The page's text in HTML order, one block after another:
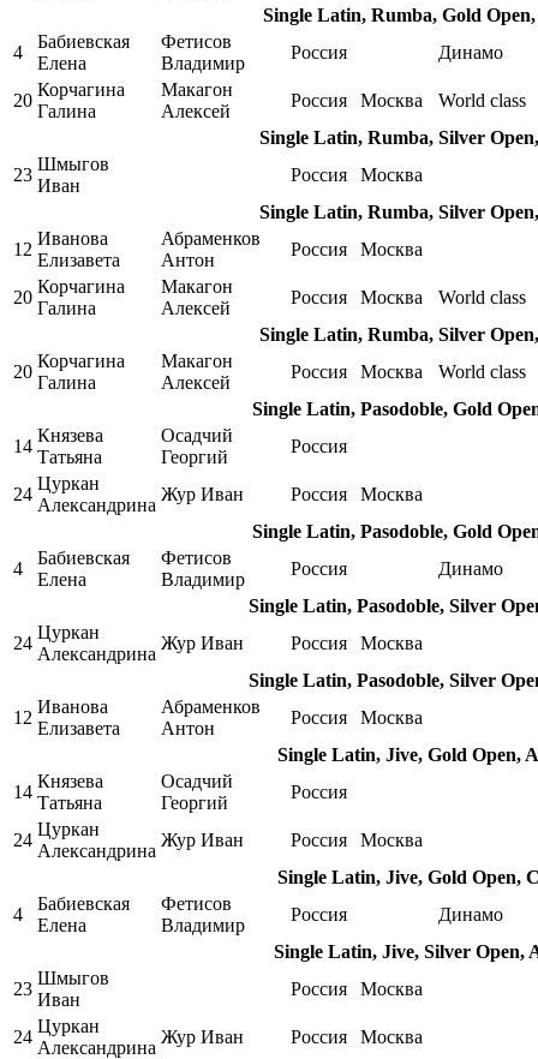
Single Latin, Rumba, Gold
4
Бабиевская
Елена
Фетисов
Владимир
Россия Динамо
20
Корчагина
Галина
Макагон
Алексей
Россия Москва
World class
Single Latin, Rumba, Silver
23
Шмыгов
Иван
Россия
Москва
Single Latin, Rumba, Silver
12
Иванова
Елизавета
Абраменков
Антон
Россия Москва
20
Корчагина
Галина
Макагон
Алексей
Россия Москва
World class
Single Latin, Rumba, Silver
20
Корчагина
Галина
Макагон
Алексей
Россия Москва
World class
Single Latin, Pasodoble, Gold
14
Князева
Татьяна
Осадчий
Георгий
Россия
24
Цуркан
Александрина
Жур Иван Россия
Москва
Single Latin, Pasodoble, Gold
4
Бабиевская
Елена
Фетисов
Владимир
Россия
Динамо
Single Latin, Pasodoble, Silver
24
Цуркан
Александрина
Жур Иван Россия
Москва
Single Latin, Pasodoble, Silver
12
Иванова
Елизавета
Абраменков
Антон
Россия
Москва
Single Latin, Jive, Gold Open,
14
Князева
Татьяна
Осадчий
Георгий
Россия
24
Цуркан
Александрина
Жур Иван Россия
Москва
Single Latin, Jive, Gold Open,
4
Бабиевская
Елена
Фетисов
Владимир
Россия
Динамо
Single Latin, Jive, Silver Open,
23
Шмыгов
Иван
Россия Москва
24
Цуркан
Александрина
Жур Иван Россия
Москва